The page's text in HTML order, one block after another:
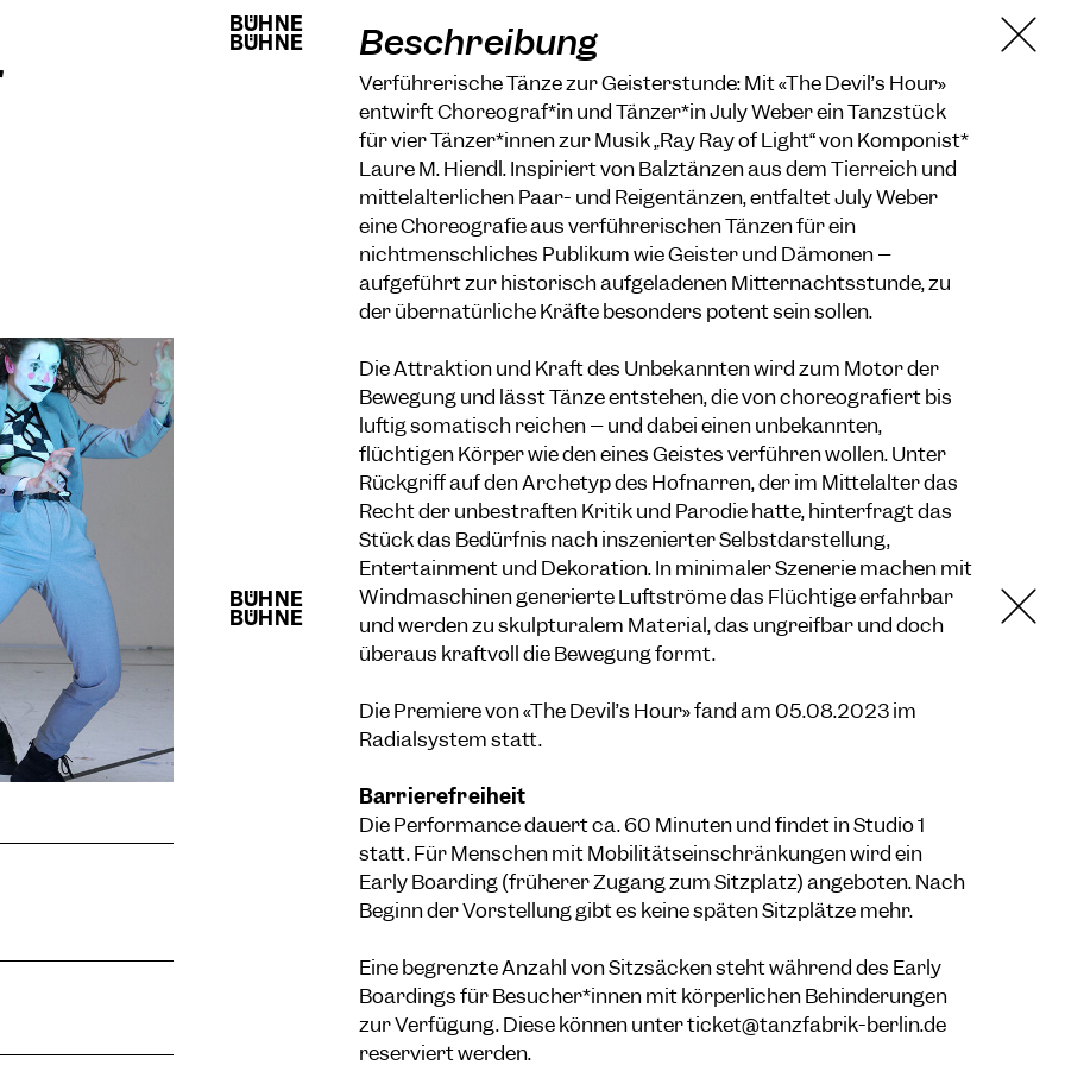
BÜHNE
BÜHNE
BÜHNE
BÜHNE Beschreibung
Verführerische Tänze zur Geisterstunde: Mit «The Devil’s Hour»
entwirft Choreograf*in und Tänzer*in July Weber ein Tanzstück
für vier Tänzer*innen zur Musik „Ray Ray of Light“ von Komponist*
Laure M. Hiendl. Inspiriert von Balztänzen aus dem Tierreich und
mittelalterlichen Paar- und Reigentänzen, entfaltet July Weber
eine Choreografie aus verführerischen Tänzen für ein
nichtmenschliches Publikum wie Geister und Dämonen –
aufgeführt zur historisch aufgeladenen Mitternachtsstunde, zu
der übernatürliche Kräfte besonders potent sein sollen.
Die Attraktion und Kraft des Unbekannten wird zum Motor der
Bewegung und lässt Tänze entstehen, die von choreografiert bis
luftig somatisch reichen – und dabei einen unbekannten,
flüchtigen Körper wie den eines Geistes verführen wollen. Unter
Rückgriff auf den Archetyp des Hofnarren, der im Mittelalter das
Recht der unbestraften Kritik und Parodie hatte, hinterfragt das
Stück das Bedürfnis nach inszenierter Selbstdarstellung,
Entertainment und Dekoration. In minimaler Szenerie machen mit
Windmaschinen generierte Luftströme das Flüchtige erfahrbar
und werden zu skulpturalem Material, das ungreifbar und doch
überaus kraftvoll die Bewegung formt.
Die Premiere von «The Devil’s Hour»fand am 05.08.2023 im
Radialsystem statt.
Barrierefreiheit
Die Performance dauert ca. 60 Minuten und findet in Studio 1
statt. Für Menschen mit Mobilitätseinschränkungen wird ein
Early Boarding (früherer Zugang zum Sitzplatz) angeboten. Nach
Beginn der Vorstellung gibt es keine späten Sitzplätze mehr.
Eine begrenzte Anzahl von Sitzsäcken steht während des Early
Boardings für Besucher*innen mit körperlichen Behinderungen
zur Verfügung. Diese können unter ticket@tanzfabrik-berlin.de
reserviert werden.